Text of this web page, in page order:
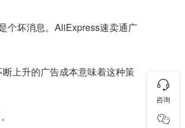
个坏消息。AliExpress速卖通广
上升的广告成本意味着这种策
咨询